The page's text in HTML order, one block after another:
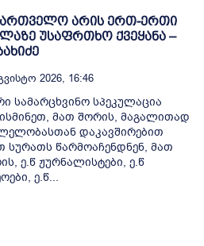
არის ერთ-ერთი
უსაფრთხო ქვეყანა –
2026, 16:46
სამარცხვინო სპეკულაცია
მათ შორის, მაგალითად
დაკავშირებით
სურათს წარმოაჩენდნენ, მათ
ე.წ ჟურნალისტები, ე.წ
ე.წ...